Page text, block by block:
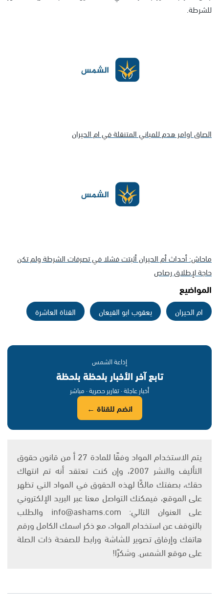
للشرطة.
الصاق اوامر هدم للمباني المتنقلة في ام الحيران
ماحاش: أحداث أم الحيران أثبتت فشلا في تصرفات الشرطة ولم تكن
حاجة لإطلاق رصاص
المواضيع
ام الحيران يعقوب ابو القيعان القناة العاشرة
إذاعة الشمس
تابع آخر الأخبار بلحظة بلحظة
أخبار عاجلة · تقارير حصرية · مباشر
انضم للقناة ←
يتم الاستخدام المواد وفقًا للمادة 27 أ من قانون حقوق
التأليف والنشر 2007، وإن كنت تعتقد أنه تم انتهاك
حقك، بصفتك مالكًا لهذه الحقوق في المواد التي تظهر
على الموقع، فيمكنك التواصل معنا عبر البريد الإلكتروني
على العنوان التالي: info@ashams.com والطلب
بالتوقف عن استخدام المواد، مع ذكر اسمك الكامل ورقم
هاتفك وإرفاق تصوير للشاشة ورابط للصفحة ذات الصلة
على موقع الشمس. وشكرًا!